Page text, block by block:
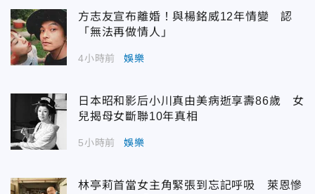
方志友宣布離婚！與楊銘威12年情變 認
「無法再做情人」
4小時前 娛樂
日本昭和影后小川真由美病逝享壽86歲 女
兒揭母女斷聯10年真相
5小時前 娛樂
林亭莉首當女主角緊張到忘記呼吸 萊恩慘